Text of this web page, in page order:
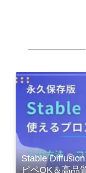
Stable
ピペOK＆高品